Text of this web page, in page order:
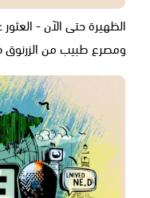
الظهيرة حتى الآن -
ومصرع طبيب من الزرنوق في